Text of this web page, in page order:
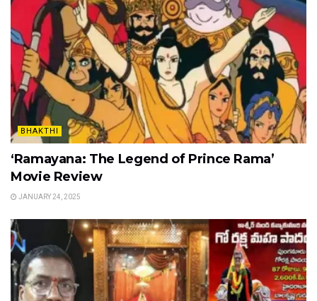
BHAKTHI
‘Ramayana: The Legend of Prince Rama’
Movie Review
JANUARY 24, 2025